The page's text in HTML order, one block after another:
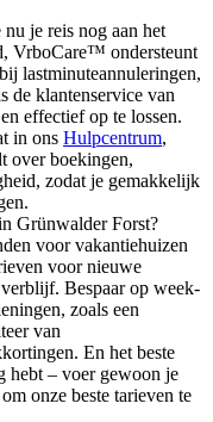
je reis nog aan het
VrboCare™ ondersteunt
lastminuteannuleringen,
de klantenservice van
effectief op te lossen.
in ons Hulpcentrum,
over boekingen,
zodat je gemakkelijk
Grünwalder Forst?
voor vakantiehuizen
voor nieuwe
Bespaar op week-
zoals een
van
En het beste
hebt – voer gewoon je
onze beste tarieven te